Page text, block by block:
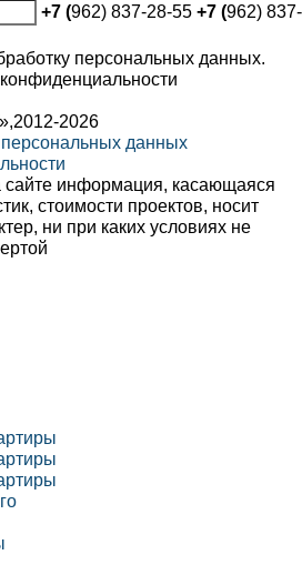
+7 (962) 837-28-55 +7 (962) 837-
персональных данных.
,2012-2026
данных
сайте информация, касающаяся
стоимости проектов, носит
ни при каких условиях не